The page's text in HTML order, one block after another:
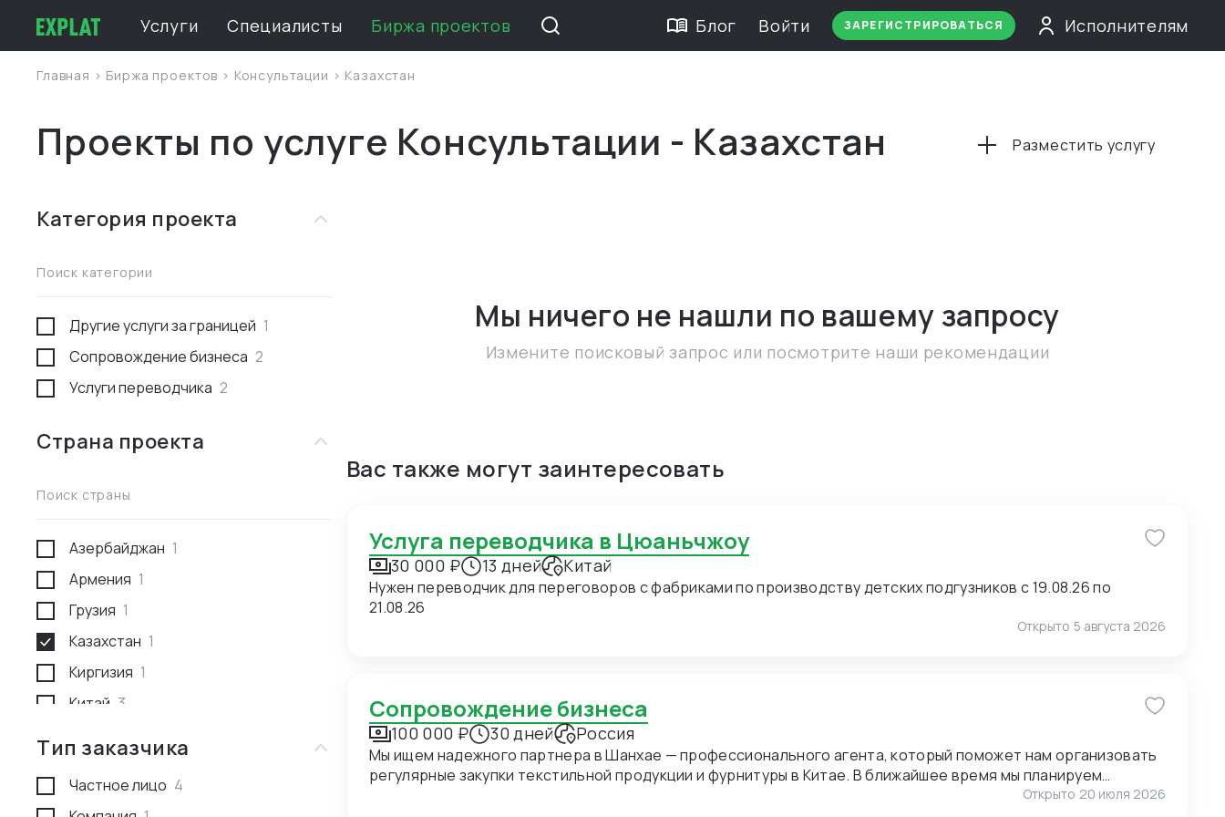
Услуги Специалисты Биржа проектов Блог Войти ЗАРЕГИСТРИРОВАТЬСЯ Исполнителям
Главная > Биржа проектов > Консультации > Казахстан
Проекты по услуге Консультации - Казахстан Разместить услугу
Категория проекта
Поиск категории
Другие услуги за границей 1
Сопровождение бизнеса 2
Услуги переводчика 2
Страна проекта
Поиск страны
Азербайджан 1
Армения 1
Грузия 1
Казахстан 1
Киргизия 1
Китай 3
Тип заказчика
Частное лицо 4
Мы ничего не нашли по вашему запросу
Измените поисковый запрос или посмотрите наши рекомендации
Вас также могут заинтересовать
Услуга переводчика в Цюаньчжоу
30 000 ₽ 13 дней Китай
Нужен переводчик для переговоров с фабриками по производству детских подгузников с 19.08.26 по
21.08.26
Открыто 5 августа 2026
Сопровождение бизнеса
100 000 ₽ 30 дней Россия
Мы ищем надежного партнера в Шанхае — профессионального агента, который поможет нам организовать
регулярные закупки текстильной продукции и фурнитуры в Китае. В ближайшее время мы планируем
приехать в Шанхай для личных встреч с потенциальными поставщиками, поэтому нам также необходимо
Открыто 20 июля 2026